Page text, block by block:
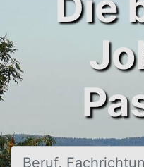
Beruf, Fachrichtung, Firma